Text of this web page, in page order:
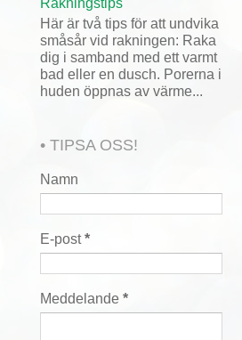
Här är två tips för att undvika
småsår vid rakningen: Raka
dig i samband med ett varmt
bad eller en dusch. Porerna i
huden öppnas av värme...
• TIPSA OSS!
Namn
E-post*
Meddelande *